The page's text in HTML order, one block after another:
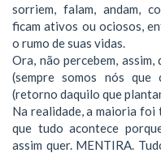
sorriem, falam, andam,
ficam ativos ou ociosos,
o rumo de suas vidas.
Ora, não percebem, assim,
(sempre somos nós que
(retorno daquilo que
Na realidade, a maioria foi
que tudo acontece
assim quer. MENTIRA.